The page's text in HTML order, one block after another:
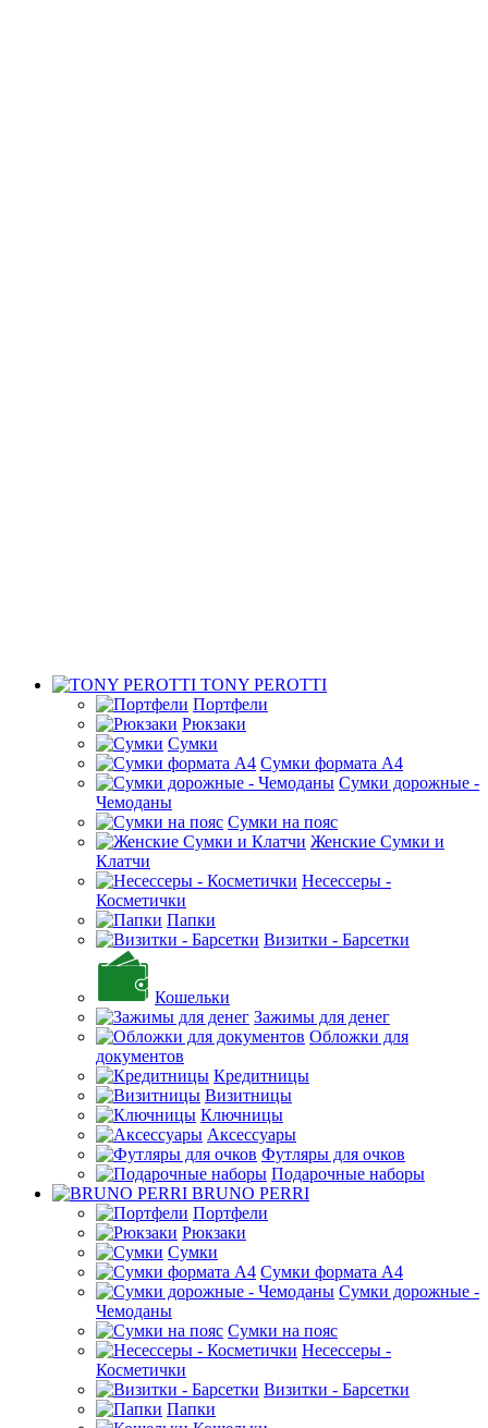
TONY PEROTTI
Портфели
Рюкзаки
Сумки
Сумки формата А4
Сумки дорожные -
Чемоданы
Сумки на пояс
Женские Сумки и
Клатчи
Несессеры -
Косметички
Папки
Визитки - Барсетки
Кошельки
Зажимы для денег
Обложки для
документов
Кредитницы
Визитницы
Ключницы
Аксессуары
Футляры для очков
Подарочные наборы
BRUNO PERRI
Портфели
Рюкзаки
Сумки
Сумки формата А4
Сумки дорожные -
Чемоданы
Сумки на пояс
Несессеры -
Косметички
Визитки - Барсетки
Папки